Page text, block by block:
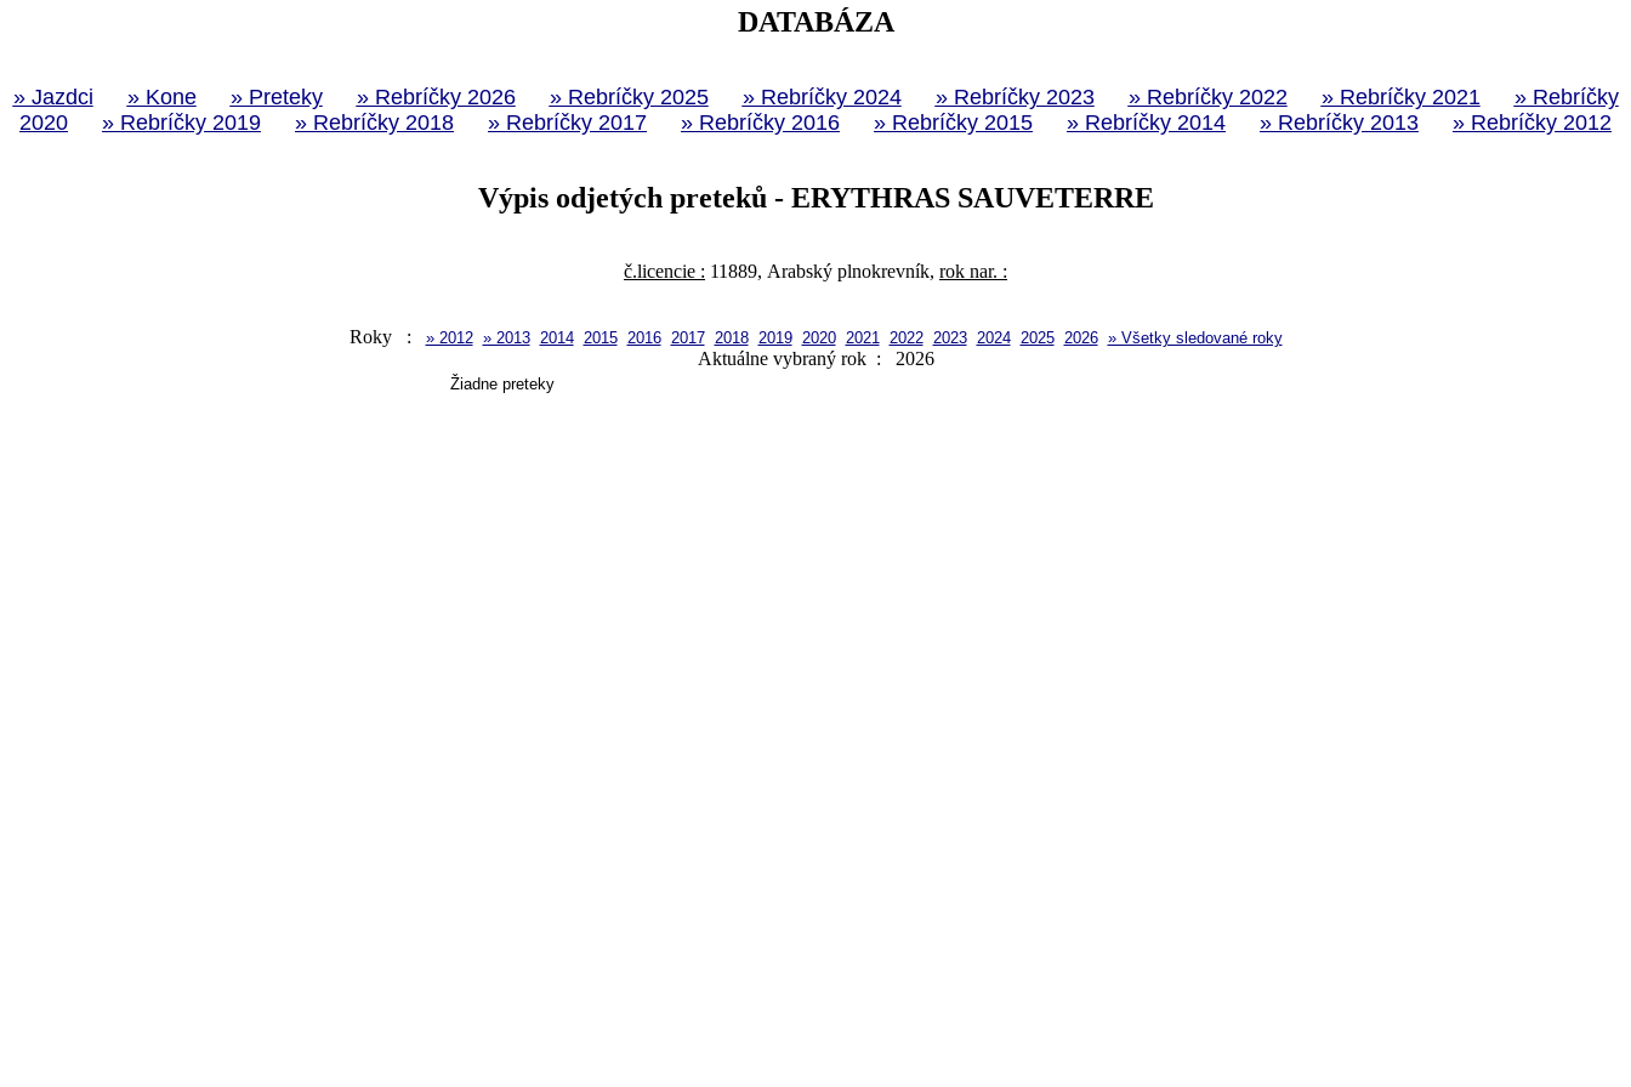
DATABÁZA
» Jazdci » Kone » Preteky » Rebríčky 2026 » Rebríčky 2025 » Rebríčky 2024 » Rebríčky 2023 » Rebríčky 2022 » Rebríčky 2021
» Rebríčky
2020
» Rebríčky 2019 » Rebríčky 2018 » Rebríčky 2017 » Rebríčky 2016 » Rebríčky 2015 » Rebríčky 2014 » Rebríčky 2013 » Rebríčky 2012
Výpis odjetých preteků - ERYTHRAS SAUVETERRE
č.licencie : 11889, Arabský plnokrevník, rok nar. :
Roky : » 2012 » 2013 2014 2015 2016 2017 2018 2019 2020 2021 2022 2023 2024 2025 2026 » Všetky sledované roky
Aktuálne vybraný rok : 2026
Žiadne preteky